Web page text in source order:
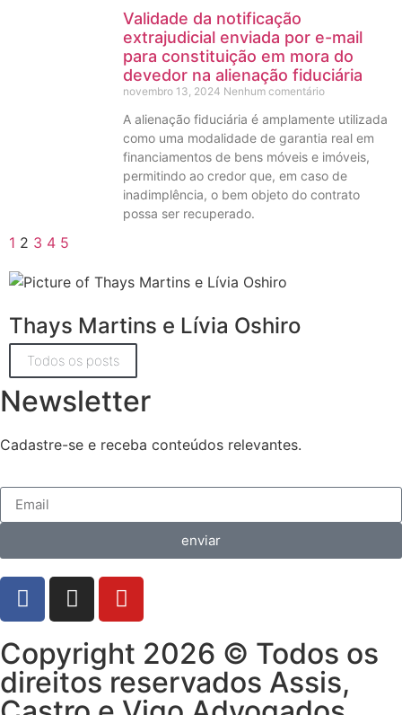
Thays Martins e Lívia Oshiro
Todos os posts
Validade da notificação
extrajudicial enviada por e-mail
para constituição em mora do
devedor na alienação fiduciária
novembro 13, 2024 Nenhum comentário
A alienação fiduciária é amplamente utilizada
como uma modalidade de garantia real em
financiamentos de bens móveis e imóveis,
permitindo ao credor que, em caso de
inadimplência, o bem objeto do contrato
possa ser recuperado.
1 2 3 4 5
Newsletter
Cadastre-se e receba conteúdos relevantes.
enviar
Copyright 2026 © Todos os
direitos reservados Assis,